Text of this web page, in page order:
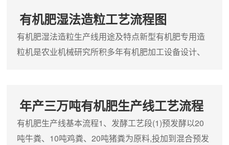
有机肥湿法造粒工艺流程图
有机肥湿法造粒生产线用途及特点新型有机肥专用造
粒机是农业机械研究所积多年有机肥加工设备设计、
年产三万吨有机肥生产线工艺流程
有机肥生产线基本流程1、发酵工艺段(1)预发酵以20
吨牛粪、10吨鸡粪、20吨猪粪为原料,投加到混合预发